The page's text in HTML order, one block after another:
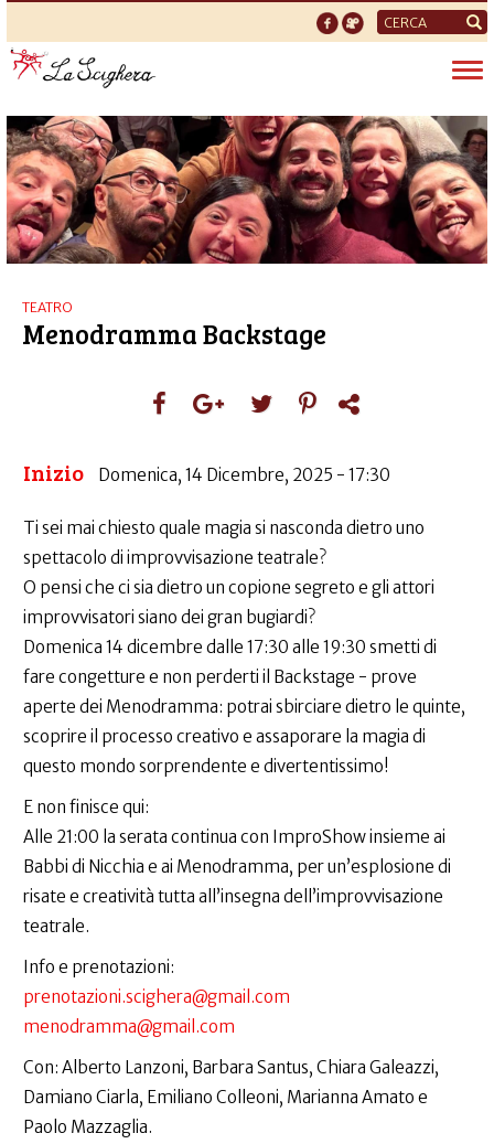
Form
di
ricerca
TEATRO
Menodramma Backstage
Inizio Domenica, 14 Dicembre, 2025 - 17:30
Ti sei mai chiesto quale magia si nasconda dietro uno
spettacolo di improvvisazione teatrale?
O pensi che ci sia dietro un copione segreto e gli attori
improvvisatori siano dei gran bugiardi?
Domenica 14 dicembre dalle 17:30 alle 19:30 smetti di
fare congetture e non perderti il Backstage - prove
aperte dei Menodramma: potrai sbirciare dietro le quinte,
scoprire il processo creativo e assaporare la magia di
questo mondo sorprendente e divertentissimo!
E non finisce qui:
Alle 21:00 la serata continua con ImproShow insieme ai
Babbi di Nicchia e ai Menodramma, per un’esplosione di
risate e creatività tutta all’insegna dell’improvvisazione
teatrale.
Info e prenotazioni:
prenotazioni.scighera@gmail.com
menodramma@gmail.com
Con: Alberto Lanzoni, Barbara Santus, Chiara Galeazzi,
Damiano Ciarla, Emiliano Colleoni, Marianna Amato e
Paolo Mazzaglia.